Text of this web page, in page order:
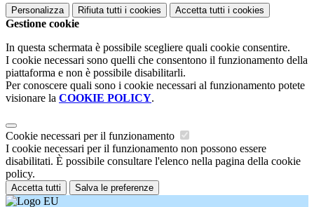
Personalizza Rifiuta tutti i cookies Accetta tutti i cookies
Gestione cookie
In questa schermata è possibile scegliere quali cookie consentire.
I cookie necessari sono quelli che consentono il funzionamento della
piattaforma e non è possibile disabilitarli.
Per conoscere quali sono i cookie necessari al funzionamento potete
visionare la COOKIE POLICY.
Cookie necessari per il funzionamento
I cookie necessari per il funzionamento non possono essere
disabilitati. È possibile consultare l'elenco nella pagina della cookie
policy.
Accetta tutti Salva le preferenze